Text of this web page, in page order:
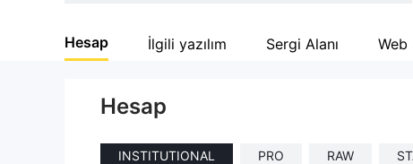
9
Hesap İlgili yazılım Sergi Alanı Web
Hesap
INSTITUTIONAL PRO RAW